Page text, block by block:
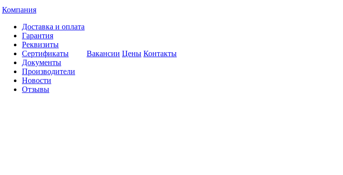
Компания
Доставка и оплата
Гарантия
Реквизиты
Сертификаты
Документы
Производители
Новости
Отзывы
Вакансии Цены Контакты